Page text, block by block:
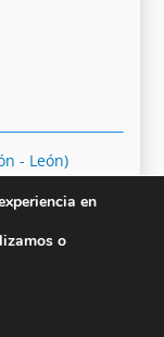
- León)
en
o